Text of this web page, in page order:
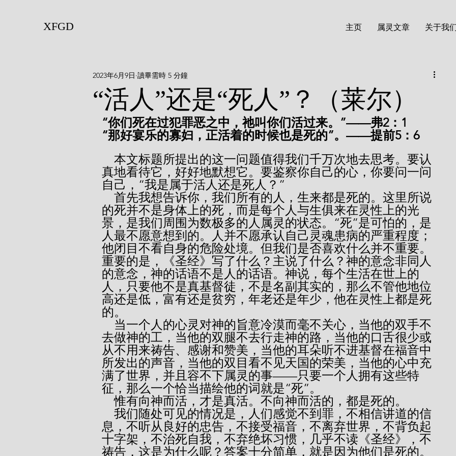
XFGD 主页 属灵文章 关于我
“活人”还是“死人”？（莱尔）
2023年6月9日 讀畢需時 5 分鐘
“你们死在过犯罪恶之中，祂叫你们活过来。”——弗2：1
“那好宴乐的寡妇，正活着的时候也是死的”。——提前5：6
真地看待它，好好地默想它。要鉴察你自己的心，你要问一问
自己，“我是属于活人还是死人？”
的死并不是身体上的死，而是每个人与生俱来在灵性上的光
景，是我们周围为数极多的人属灵的状态。“死”是可怕的，是
人最不愿意想到的。人并不愿承认自己灵魂患病的严重程度；
他闭目不看自身的危险处境。但我们是否喜欢什么并不重要。
重要的是，《圣经》写了什么？主说了什么？神的意念非同人
的意念，神的话语不是人的话语。神说，每个生活在世上的
人，只要他不是真基督徒，不是名副其实的，那么不管他地位
高还是低，富有还是贫穷，年老还是年少，他在灵性上都是死
的。
去做神的工，当他的双腿不去行走神的路，当他的口舌很少或
从不用来祷告、感谢和赞美，当他的耳朵听不进基督在福音中
所发出的声音，当他的双目看不见天国的荣美，当他的心中充
满了世界，并且容不下属灵的事——只要一个人拥有这些特
征，那么一个恰当描绘他的词就是“死”。
    惟有向神而活，才是真活。不向神而活的，都是死的。
息，不听从良好的忠告，不接受福音，不离弃世界，不背负起
十字架，不治死自我，不弃绝坏习惯，几乎不读《圣经》，不
祷告，这是为什么呢？答案十分简单，就是因为他们是死的。